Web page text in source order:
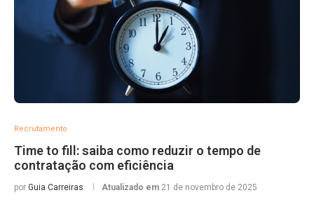
Recrutamento
Time to fill: saiba como reduzir o tempo de
contratação com eficiência
por Guia Carreiras Atualizado em 21 de novembro de 2025